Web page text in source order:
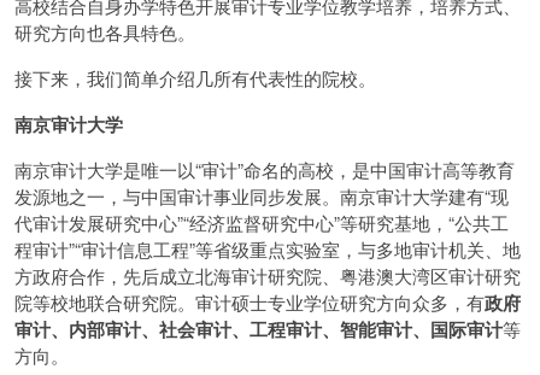
高校结合自身办学特色开展审计专业学位教学培养，培养方式、
研究方向也各具特色。
接下来，我们简单介绍几所有代表性的院校。
南京审计大学
南京审计大学是唯一以“审计”命名的高校，是中国审计高等教育
发源地之一，与中国审计事业同步发展。南京审计大学建有“现
代审计发展研究中心”“经济监督研究中心”等研究基地，“公共工
程审计”“审计信息工程”等省级重点实验室，与多地审计机关、地
方政府合作，先后成立北海审计研究院、粤港澳大湾区审计研究
院等校地联合研究院。审计硕士专业学位研究方向众多，有政府
审计、内部审计、社会审计、工程审计、智能审计、国际审计等
方向。